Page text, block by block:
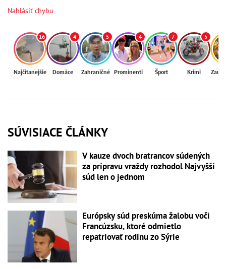
Nahlásiť chybu
16
Najčítanejšie
4
Domáce
5
Zahraničné
4
Prominenti
7
Šport
5
Krimi
SÚVISIACE ČLÁNKY
V kauze dvoch bratrancov súdených
za prípravu vraždy rozhodol Najvyšší
súd len o jednom
Európsky súd preskúma žalobu voči
Francúzsku, ktoré odmietlo
repatriovať rodinu zo Sýrie